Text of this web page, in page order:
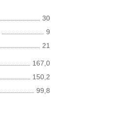
30
9
21
167,0
150,2
99,8